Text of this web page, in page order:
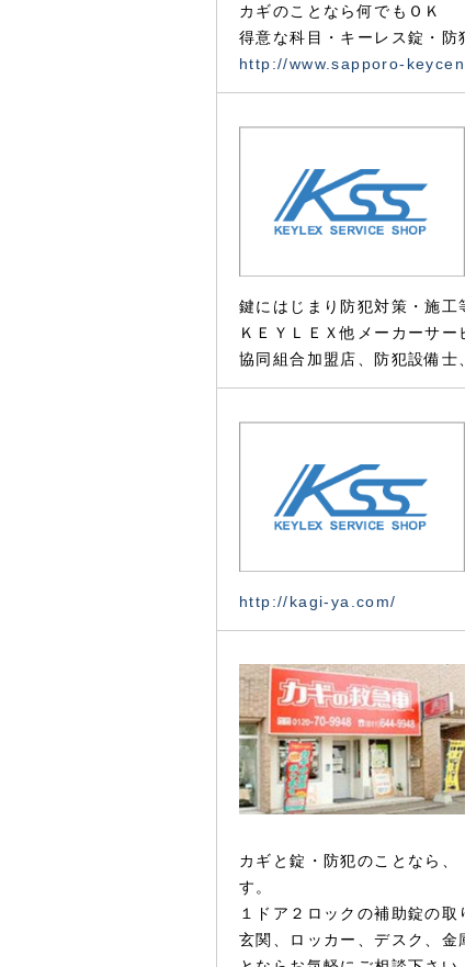
カギのことなら何でもＯＫ
得意な科目・キーレス錠・
http://www.sapporo-
鍵にはじまり防犯対策・施工
ＫＥＹＬＥＸ他メーカーサ
協同組合加盟店、防犯設備
http://kagi-ya.com/
カギと錠・防犯のことなら
す。
１ドア２ロックの補助錠の
玄関、ロッカー、デスク、